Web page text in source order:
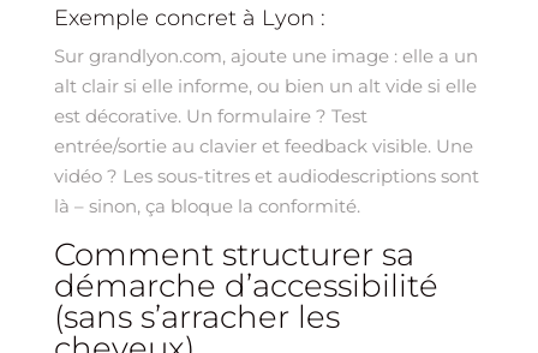
Exemple concret à Lyon :
Sur grandlyon.com, ajoute une image : elle a un
alt clair si elle informe, ou bien un alt vide si elle
est décorative. Un formulaire ? Test
entrée/sortie au clavier et feedback visible. Une
vidéo ? Les sous-titres et audiodescriptions sont
là – sinon, ça bloque la conformité.
Comment structurer sa
démarche d’accessibilité
(sans s’arracher les